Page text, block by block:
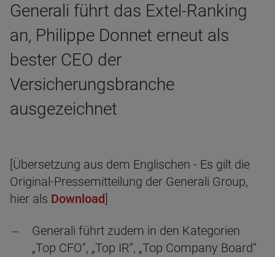
Generali führt das Extel-Ranking
an, Philippe Donnet erneut als
bester CEO der
Versicherungsbranche
ausgezeichnet
[Übersetzung aus dem Englischen - Es gilt die
Original-Pressemitteilung der Generali Group,
hier als Download]
Generali führt zudem in den Kategorien
„Top CFO“, „Top IR“, „Top Company Board“